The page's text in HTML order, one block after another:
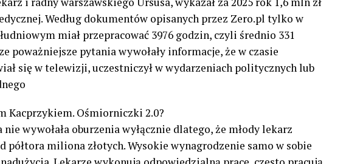
Według dokumentów opisanych przez Zero.pl tylko w
miał przepracować 3976 godzin, czyli średnio 331
poważniejsze pytania wywołały informacje, że w czasie
się w telewizji, uczestniczył w wydarzeniach politycznych lub
Kacprzykiem. Ośmiorniczki 2.0?
wywołała oburzenia wyłącznie dlatego, że młody lekarz
półtora miliona złotych. Wysokie wynagrodzenie samo w sobie